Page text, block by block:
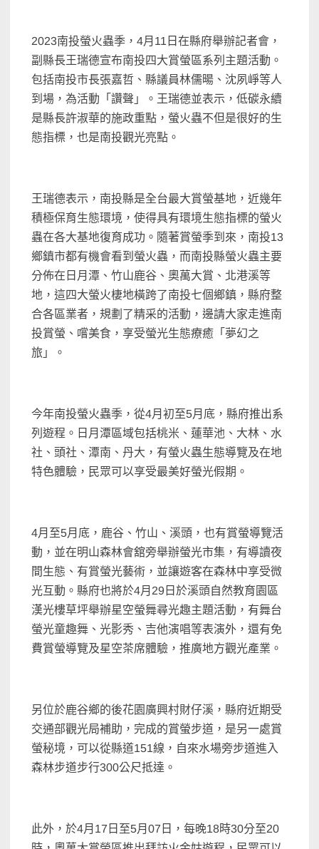
2023南投螢火蟲季，4月11日在縣府舉辦記者會，
副縣長王瑞德宣布南投四大賞螢區系列主題活動。
包括南投市長張嘉哲、縣議員林儒暘、沈夙崢等人
到場，為活動「讚聲」。王瑞德並表示，低碳永續
是縣長許淑華的施政重點，螢火蟲不但是很好的生
態指標，也是南投觀光亮點。
王瑞德表示，南投縣是全台最大賞螢基地，近幾年
積極保育生態環境，使得具有環境生態指標的螢火
蟲在各大基地復育成功。隨著賞螢季到來，南投13
鄉鎮市都有機會看到螢火蟲，而南投縣螢火蟲主要
分佈在日月潭、竹山鹿谷、奧萬大賞、北港溪等
地，這四大螢火棲地橫跨了南投七個鄉鎮，縣府整
合各區業者，規劃了精采的活動，邊請大家走進南
投賞螢、嚐美食，享受螢光生態療癒「夢幻之
旅」。
今年南投螢火蟲季，從4月初至5月底，縣府推出系
列遊程。日月潭區域包括桃米、蓮華池、大林、水
社、頭社、潭南、丹大，有螢火蟲生態導覽及在地
特色體驗，民眾可以享受最美好螢光假期。
4月至5月底，鹿谷、竹山、溪頭，也有賞螢導覽活
動，並在明山森林會舘旁舉辦螢光市集，有導讀夜
間生態、有賞螢光藝術，並讓遊客在森林中享受微
光互動。縣府也將於4月29日於溪頭自然教育園區
漢光樓草坪舉辦星空螢舞尋光趣主題活動，有舞台
螢光童趣舞、光影秀、吉他演唱等表演外，還有免
費賞螢導覽及星空茶席體驗，推廣地方觀光產業。
另位於鹿谷鄉的後花園廣興村財仔溪，縣府近期受
交通部觀光局補助，完成的賞螢步道，是另一處賞
螢秘境，可以從縣道151線，自來水場旁步道進入
森林步道步行300公尺抵達。
此外，於4月17日至5月07日，每晚18時30分至20